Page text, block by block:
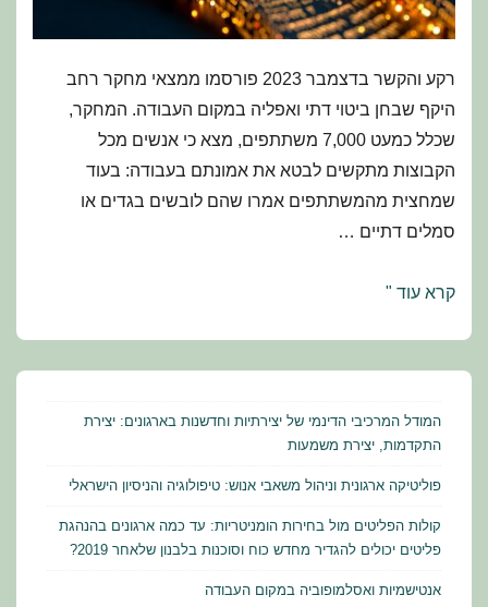
רקע והקשר בדצמבר 2023 פורסמו ממצאי מחקר רחב
היקף שבחן ביטוי דתי ואפליה במקום העבודה. המחקר,
שכלל כמעט 7,000 משתתפים, מצא כי אנשים מכל
הקבוצות מתקשים לבטא את אמונתם בעבודה: בעוד
שמחצית מהמשתתפים אמרו שהם לובשים בגדים או
סמלים דתיים …
אנטישמיות
קרא עוד "
המודל המרכיבי הדינמי של יצירתיות וחדשנות בארגונים: יצירת
התקדמות, יצירת משמעות
פוליטיקה ארגונית וניהול משאבי אנוש: טיפולוגיה והניסיון הישראלי
קולות הפליטים מול בחירות הומניטריות: עד כמה ארגונים בהנהגת
פליטים יכולים להגדיר מחדש כוח וסוכנות בלבנון שלאחר 2019?
אנטישמיות ואסלמופוביה במקום העבודה